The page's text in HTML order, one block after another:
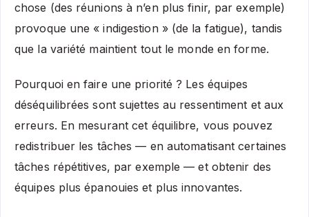
chose (des réunions à n’en plus finir, par exemple)
provoque une « indigestion » (de la fatigue), tandis
que la variété maintient tout le monde en forme.
Pourquoi en faire une priorité ? Les équipes
déséquilibrées sont sujettes au ressentiment et aux
erreurs. En mesurant cet équilibre, vous pouvez
redistribuer les tâches — en automatisant certaines
tâches répétitives, par exemple — et obtenir des
équipes plus épanouies et plus innovantes.